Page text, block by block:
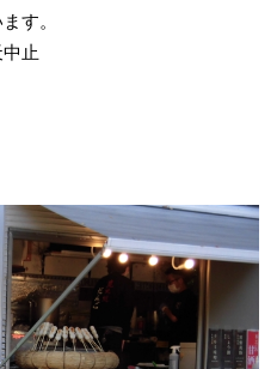
す。
止